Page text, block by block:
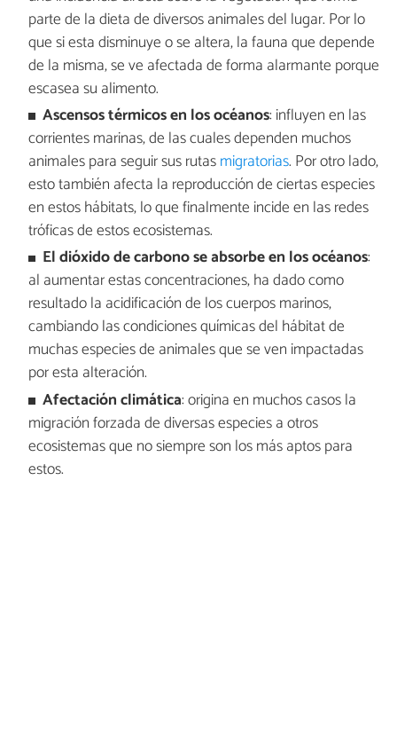
parte de la dieta de diversos animales del lugar. Por lo
que si esta disminuye o se altera, la fauna que depende
de la misma, se ve afectada de forma alarmante porque
escasea su alimento.
Ascensos térmicos en los océanos: influyen en las
corrientes marinas, de las cuales dependen muchos
animales para seguir sus rutasmigratorias. Por otro lado,
esto también afecta la reproducción de ciertas especies
en estos hábitats, lo que finalmente incide en las redes
tróficas de estos ecosistemas.
El dióxido de carbono se absorbe en los océanos:
al aumentar estas concentraciones, ha dado como
resultado la acidificación de los cuerpos marinos,
cambiando las condiciones químicas del hábitat de
muchas especies de animales que se ven impactadas
por esta alteración.
Afectación climática: origina en muchos casos la
migración forzada de diversas especies a otros
ecosistemas que no siempre son los más aptos para
estos.